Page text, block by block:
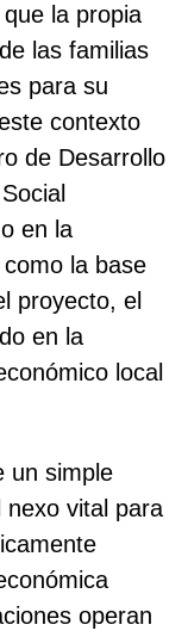
la propia
las familias
para su
contexto
de Desarrollo
en la
la base
proyecto, el
en la
local
un simple
nexo vital para
operan